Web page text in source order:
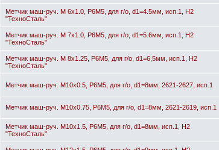
Метчик маш-руч. М 6х1.0, Р6М5, для г/о, d1=4.5мм, исп.1, H2
"ТехноСталь"
Метчик маш-руч. М 7х1.0, Р6М5, для г/о, d1=5.6мм, исп.1, H2
"ТехноСталь"
Метчик маш-руч. М 8х1.25, Р6М5, для г/о, d1=6,5мм, исп.1, H2
"ТехноСталь"
Метчик маш-руч. М10х0.5, Р6М5, для г/о, d1=8мм, 2621-2627, исп.1
Метчик маш-руч. М10х0.75, Р6М5, для г/о, d1=8мм, 2621-2619, исп.1
Метчик маш-руч. М10х1.5, Р6М5, для г/о, d1=8мм, исп.1, H2
"ТехноСталь"